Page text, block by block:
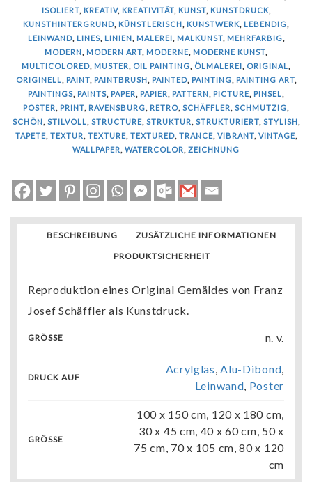
ISOLIERT, KREATIV, KREATIVITÄT, KUNST, KUNSTDRUCK,
KUNSTHINTERGRUND, KÜNSTLERISCH, KUNSTWERK, LEBENDIG,
LEINWAND, LINES, LINIEN, MALEREI, MALKUNST, MEHRFARBIG,
MODERN, MODERN ART, MODERNE, MODERNE KUNST,
MULTICOLORED, MUSTER, OIL PAINTING, ÖLMALEREI, ORIGINAL,
ORIGINELL, PAINT, PAINTBRUSH, PAINTED, PAINTING, PAINTING ART,
PAINTINGS, PAINTS, PAPER, PAPIER, PATTERN, PICTURE, PINSEL,
POSTER, PRINT, RAVENSBURG, RETRO, SCHÄFFLER, SCHMUTZIG,
SCHÖN, STILVOLL, STRUCTURE, STRUKTUR, STRUKTURIERT, STYLISH,
TAPETE, TEXTUR, TEXTURE, TEXTURED, TRANCE, VIBRANT, VINTAGE,
WALLPAPER, WATERCOLOR, ZEICHNUNG
BESCHREIBUNG
ZUSÄTZLICHE INFORMATIONEN
PRODUKTSICHERHEIT
Reproduktion eines Original Gemäldes von Franz
Josef Schäffler als Kunstdruck.
GRÖSSE n. v.
DRUCK AUF
Acrylglas,Alu-Dibond,
Leinwand, Poster
GRÖSSE
100 x 150 cm, 120 x 180 cm,
30 x 45 cm, 40 x 60 cm, 50 x
75 cm, 70 x 105 cm, 80 x 120
cm